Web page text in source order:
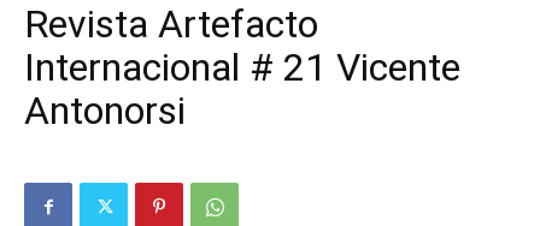
Revista Artefacto
Internacional # 21 Vicente
Antonorsi